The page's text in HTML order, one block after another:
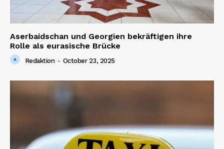
Aserbaidschan und Georgien bekräftigen ihre
Rolle als eurasische Brücke
Redaktion - October 23, 2025